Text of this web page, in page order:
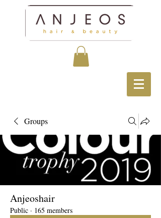
Groups
Anjeoshair
Public · 165 members